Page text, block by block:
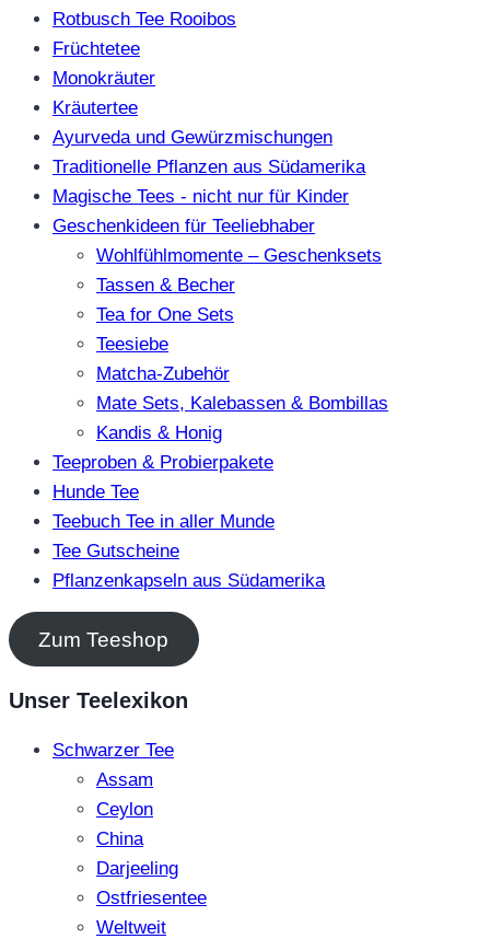
Rotbusch Tee Rooibos
Früchtetee
Monokräuter
Kräutertee
Ayurveda und Gewürzmischungen
Traditionelle Pflanzen aus Südamerika
Magische Tees - nicht nur für Kinder
Geschenkideen für Teeliebhaber
Wohlfühlmomente – Geschenksets
Tassen & Becher
Tea for One Sets
Teesiebe
Matcha-Zubehör
Mate Sets, Kalebassen & Bombillas
Kandis & Honig
Teeproben & Probierpakete
Hunde Tee
Teebuch Tee in aller Munde
Tee Gutscheine
Pflanzenkapseln aus Südamerika
Zum Teeshop
Unser Teelexikon
Schwarzer Tee
Assam
Ceylon
China
Darjeeling
Ostfriesentee
Weltweit